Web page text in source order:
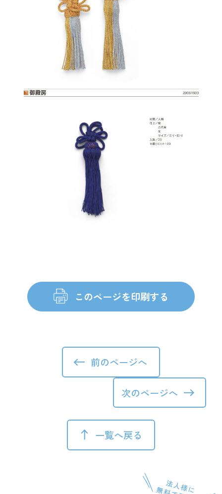
前のページへ
次のページへ
一覧へ戻る